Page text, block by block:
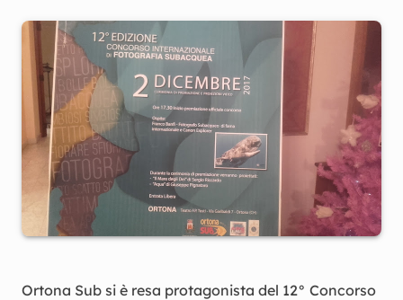
Ortona Sub si è resa protagonista del 12° Concorso